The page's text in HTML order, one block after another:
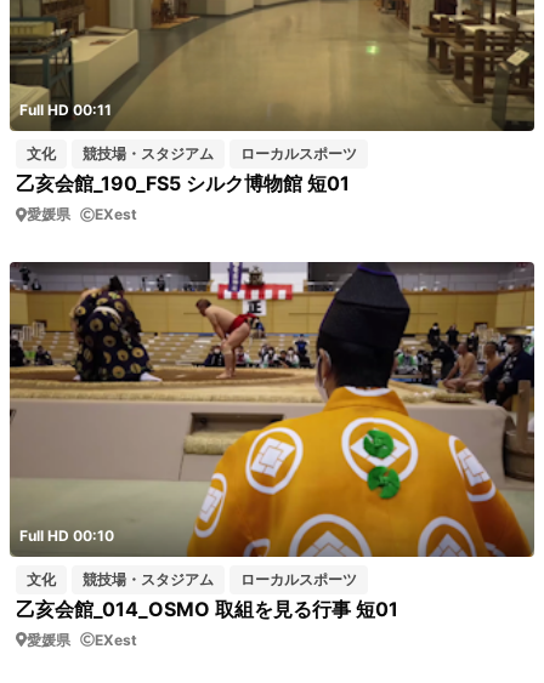
Full HD 00:11
文化 競技場・スタジアム ローカルスポーツ
乙亥会館_190_FS5 シルク博物館 短01
愛媛県 EXest
Full HD 00:10
文化 競技場・スタジアム ローカルスポーツ
乙亥会館_014_OSMO 取組を見る行事 短01
愛媛県 EXest